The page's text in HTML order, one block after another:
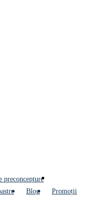
preconcepture
Blog
Promoții